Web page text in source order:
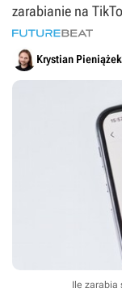
zarabianie na
Krystian Pieniążek
Ile zarabia